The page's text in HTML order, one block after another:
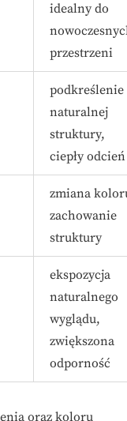
idealny do
przestrzeni
podkreślenie
naturalnej
struktury,
ciepły odcień
zmiana
zachowanie
struktury
ekspozycja
naturalnego
wyglądu,
zwiększona
odporność
oraz koloru